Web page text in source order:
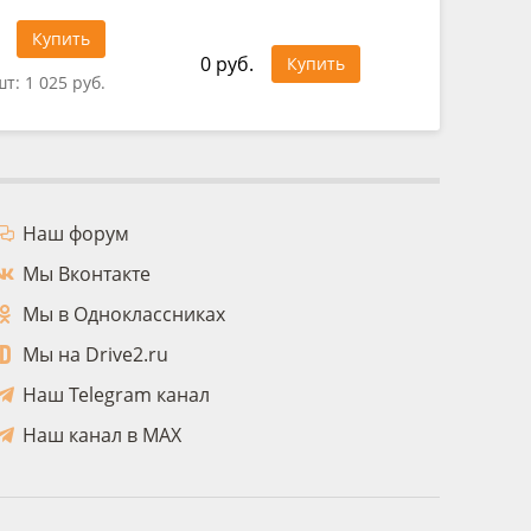
Купить
1 025 руб.
0 руб. Купить
Наш форум
Мы Вконтакте
Мы в Одноклассниках
Мы на Drive2.ru
Наш Telegram канал
Наш канал в MAX